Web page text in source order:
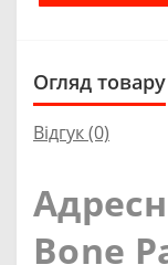
Огляд товару
Відгук (0)
Bone